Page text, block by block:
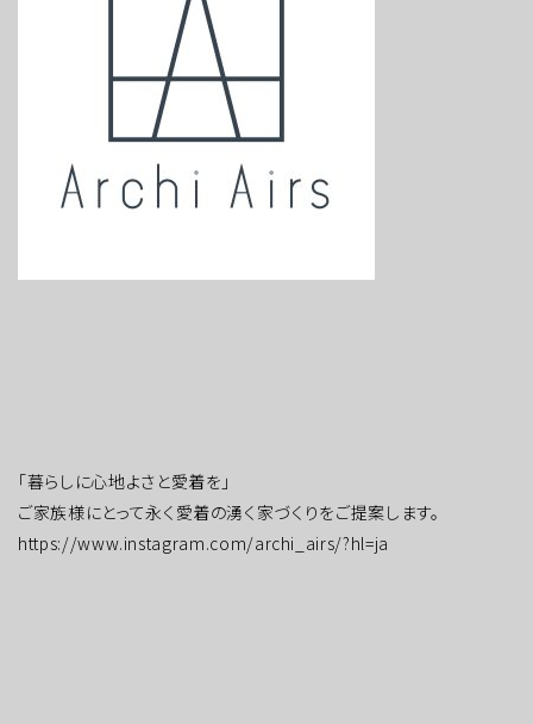
「暮らしに心地よさと愛着を」
ご家族様にとって永く愛着の湧く家づくりをご提案します。
https://www.instagram.com/archi_airs/?hl=ja